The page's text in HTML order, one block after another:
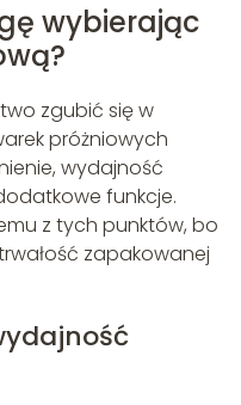
wybierając
zgubić się w
próżniowych
wydajność
funkcje.
z tych punktów, bo
zapakowanej